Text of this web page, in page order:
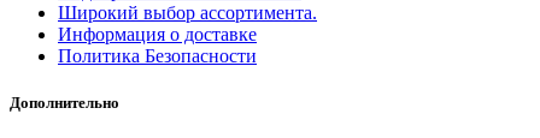
Широкий выбор ассортимента.
Информация о доставке
Политика Безопасности
Дополнительно